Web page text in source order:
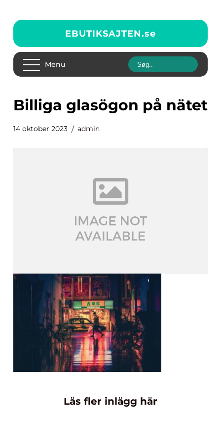
EBUTIKSAJTEN.se
Menu
billiga glasögon på nätet
14 oktober 2023 admin
Läs fler inlägg här